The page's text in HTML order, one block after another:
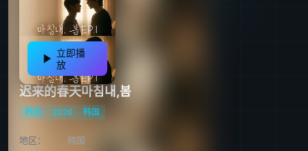
立即播
放
迟来的春天마침내,봄
韩国 2026 韩国
地区：
韩国